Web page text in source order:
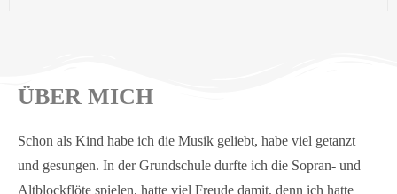
ÜBER MICH
Schon als Kind habe ich die Musik geliebt, habe viel getanzt
und gesungen. In der Grundschule durfte ich die Sopran- und
Altblockflöte spielen, hatte viel Freude damit, denn ich hatte